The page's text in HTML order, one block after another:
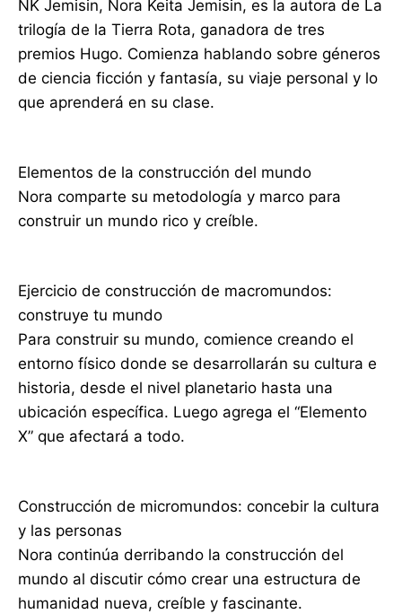
NK Jemisin, Nora Keita Jemisin, es la autora de La
trilogía de la Tierra Rota, ganadora de tres
premios Hugo. Comienza hablando sobre géneros
de ciencia ficción y fantasía, su viaje personal y lo
que aprenderá en su clase.
Elementos de la construcción del mundo
Nora comparte su metodología y marco para
construir un mundo rico y creíble.
Ejercicio de construcción de macromundos:
construye tu mundo
Para construir su mundo, comience creando el
entorno físico donde se desarrollarán su cultura e
historia, desde el nivel planetario hasta una
ubicación específica. Luego agrega el “Elemento
X” que afectará a todo.
Construcción de micromundos: concebir la cultura
y las personas
Nora continúa derribando la construcción del
mundo al discutir cómo crear una estructura de
humanidad nueva, creíble y fascinante.